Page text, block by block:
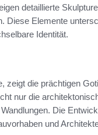
detaillierte
Diese Elemente
Identität.
die prächtigen
nur die
Die
und